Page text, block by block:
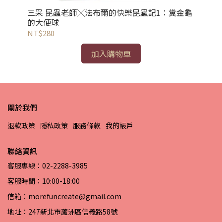
三采 昆蟲老師╳法布爾的快樂昆蟲記1：糞金龜
的大便球
NT$280
加入購物車
關於我們
退款政策 隱私政策 服務條款 我的帳戶
聯絡資訊
客服專線：02-2288-3985
客服時間：10:00-18:00
信箱：morefuncreate@gmail.com
地址：247新北市蘆洲區信義路58號